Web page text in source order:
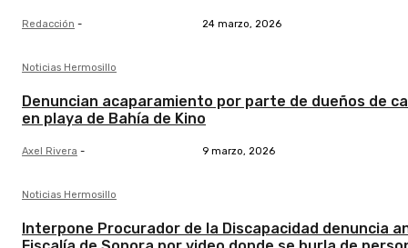
Redacción - 24 marzo, 2026
Noticias Hermosillo
Denuncian acaparamiento por parte de dueños de
en playa de Bahía de Kino
Axel Rivera - 9 marzo, 2026
Noticias Hermosillo
Interpone Procurador de la Discapacidad denuncia